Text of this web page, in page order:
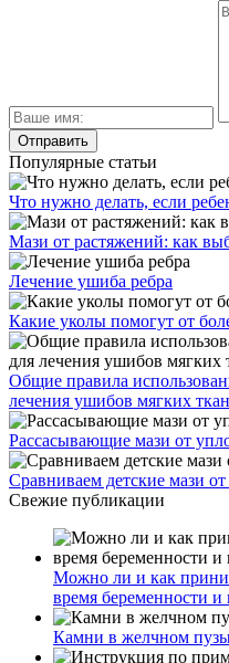
Популярные статьи
Что нужно делать, если
Мази от растяжений: как
Лечение ушиба ребра
Какие уколы помогут от
Общие правила
лечения ушибов мягких
Рассасывающие мази от
Сравниваем детские мази
Свежие публикации
Можно ли и как
время беременности
Камни в желчном